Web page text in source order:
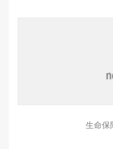
生命保